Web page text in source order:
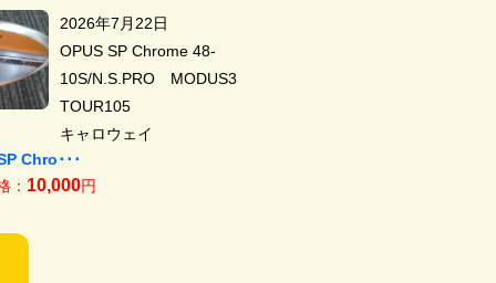
2026年7月22日
OPUS SP Chrome 48-
10S/N.S.PRO MODUS3
TOUR105
キャロウェイ
Chro･･･
： 10,000円